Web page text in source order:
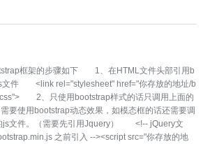
框架的步骤如下 1、在HTML文件头部引用b
文件 <link rel="stylesheet" href="你存放的地址/b
2、只使用bootstrap样式的话只调用上面的
要使用bootstrap动态效果，如模态框的话还需要调
js文件。（需要先引用Jquery） <!-- jQuery文
之前引入 --><script src="你存放的地